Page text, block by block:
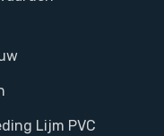
Lijm PVC